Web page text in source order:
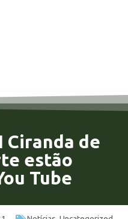
Ciranda de
estão
Tube